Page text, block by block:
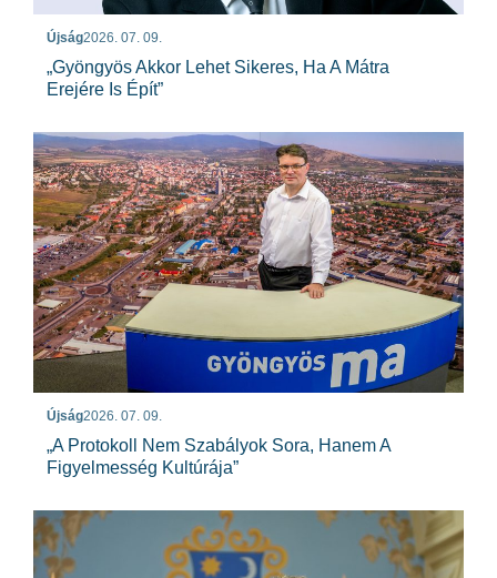
Újság2026. 07. 09.
„Gyöngyös Akkor Lehet Sikeres, Ha A Mátra
Erejére Is Épít”
Újság2026. 07. 09.
„A Protokoll Nem Szabályok Sora, Hanem A
Figyelmesség Kultúrája”